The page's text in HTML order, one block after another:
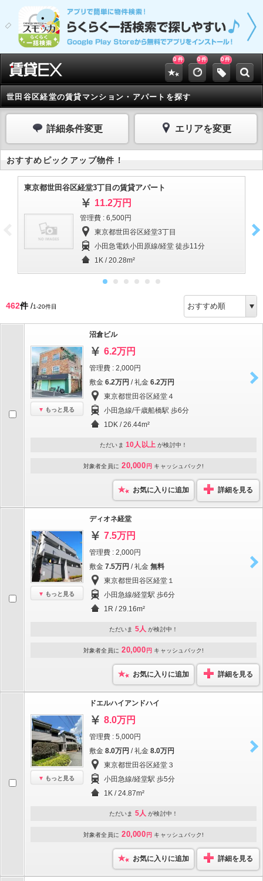
0 件 0件 0件
世田谷区経堂の賃貸マンション・アパートを探す
詳細条件変更 エリアを変更
おすすめピックアップ物件！
東京都世田谷区経堂3丁目の賃貸アパート
11.2万円
管理費 : 6,500円
東京都世田谷区経堂3丁目
小田急電鉄小田原線/経堂 徒歩11分
1K / 20.28m²
462件/1-20件目
もっと見る
沼倉ビル
6.2万円
管理費 : 2,000円
敷金 6.2万円 / 礼金 6.2万円
東京都世田谷区経堂４
小田急線/千歳船橋駅 歩6分
1DK / 26.44m²
ただいま 10人以上 が検討中！
対象者全員に 20,000 円 キャッシュバック!
お気に入りに追加 詳細を見る
もっと見る
ディオネ経堂
7.5万円
管理費 : 2,000円
敷金 7.5万円 / 礼金 無料
東京都世田谷区経堂１
小田急線/経堂駅 歩6分
1R / 29.16m²
ただいま 5人 が検討中！
対象者全員に 20,000 円 キャッシュバック!
お気に入りに追加 詳細を見る
もっと見る
ドエルハイアンドハイ
8.0万円
管理費 : 5,000円
敷金 8.0万円 / 礼金 8.0万円
東京都世田谷区経堂３
小田急線/経堂駅 歩5分
1K / 24.87m²
ただいま 5人 が検討中！
対象者全員に 20,000 円 キャッシュバック!
お気に入りに追加 詳細を見る